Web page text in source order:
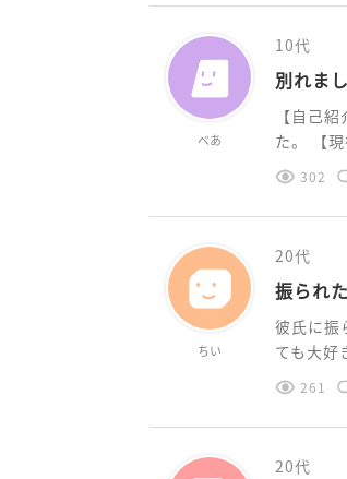
べあ
10代
別れま
【自己
た。 【
302
ちい
20代
振られ
彼氏に振
ても大好
261
20代